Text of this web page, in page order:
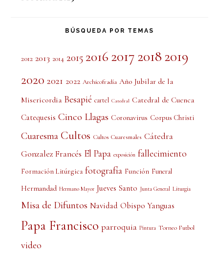
BÚSQUEDA POR TEMAS
2012 2013 2014 2015 2016 2017 2018 2019
2020 2021 2022 Archicofradía Año Jubilar de la
Misericordia Besapié cartel Catedral Catedral de Cuenca
Catequesis Cinco Llagas Coronavirus Corpus Christi
Cuaresma Cultos Cultos Cuaresmales Cátedra
Gonzalez Francés El Papa exposición fallecimiento
Formación Litúrgica fotografía Función Funeral
Hermandad Hermano Mayor Jueves Santo Junta General Liturgia
Misa de Difuntos Navidad Obispo Yanguas
Papa Francisco parroquia Pintura Torneo Futbol
video